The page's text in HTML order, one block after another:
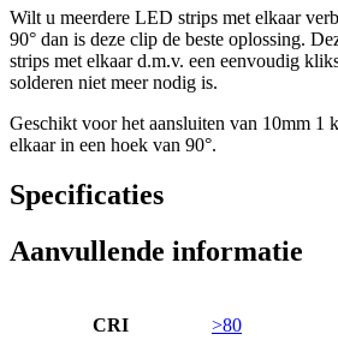
Wilt u meerdere LED strips met elkaar
90° dan is deze clip de beste oplossing.
strips met elkaar d.m.v. een eenvoudig
solderen niet meer nodig is.
Geschikt voor het aansluiten van 10mm 1
elkaar in een hoek van 90°.
Specificaties
Aanvullende informatie
CRI >80